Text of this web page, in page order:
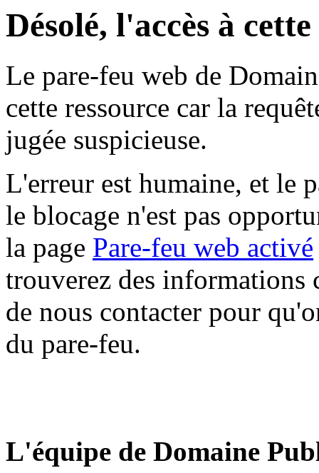
Désolé, l'accès à
Le pare-feu web de
cette ressource car la
jugée suspicieuse.
L'erreur est humaine, et le
le blocage n'est pas
la page Pare-feu web activé
trouverez des informations
de nous contacter pour
du pare-feu.
L'équipe de Domaine